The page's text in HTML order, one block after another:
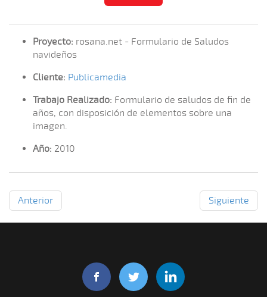
Proyecto: rosana.net - Formulario de Saludos
navideños
Cliente: Publicamedia
Trabajo Realizado: Formulario de saludos de fin de
años, con disposición de elementos sobre una
imagen.
Año: 2010
Anterior Siguiente